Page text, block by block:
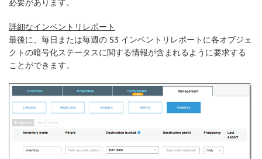
詳細なインベントリレポート
最後に、毎日または毎週の S3 インベントリレポートに各オブジェ
クトの暗号化ステータスに関する情報が含まれるように要求する
ことができます。